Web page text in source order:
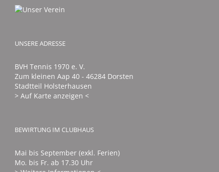
UNSERE ADRESSE
BVH Tennis 1970 e. V.
Zum kleinen Aap 40 - 46284 Dorsten
Stadtteil Holsterhausen
> Auf Karte anzeigen <
BEWIRTUNG IM CLUBHAUS
Mai bis September (exkl. Ferien)
Mo. bis Fr. ab 17.30 Uhr